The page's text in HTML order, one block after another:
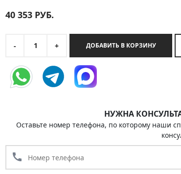
40 353 РУБ.
- 1 + ДОБАВИТЬ В КОРЗИНУ
НУЖНА
Оставьте номер телефона, по которому наши
call